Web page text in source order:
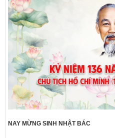
NAY MỪNG SINH NHẬT BÁC